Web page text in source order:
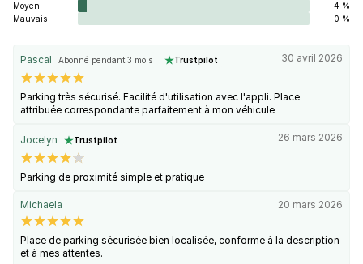
Moyen
4 %
Mauvais
0 %
Pascal Abonné pendant 3 mois Trustpilot 30 avril 2026
Parking très sécurisé. Facilité d'utilisation avec l'appli. Place
attribuée correspondante parfaitement à mon véhicule
Jocelyn Trustpilot 26 mars 2026
Parking de proximité simple et pratique
Michaela 20 mars 2026
Place de parking sécurisée bien localisée, conforme à la description
et à mes attentes.